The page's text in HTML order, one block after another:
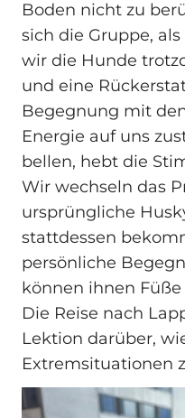
Boden nicht zu
sich die Gruppe,
wir die Hunde
und eine
Begegnung mit
Energie auf uns
bellen, hebt die
Wir wechseln das
ursprüngliche
stattdessen
persönliche
können ihnen
Die Reise nach
Lektion darüber,
Extremsituationen